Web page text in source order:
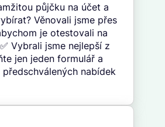
půjčku na účet a
Věnovali jsme přes
je otestovali na
Vybrali jsme nejlepší z
jen jeden formulář a
nabídek